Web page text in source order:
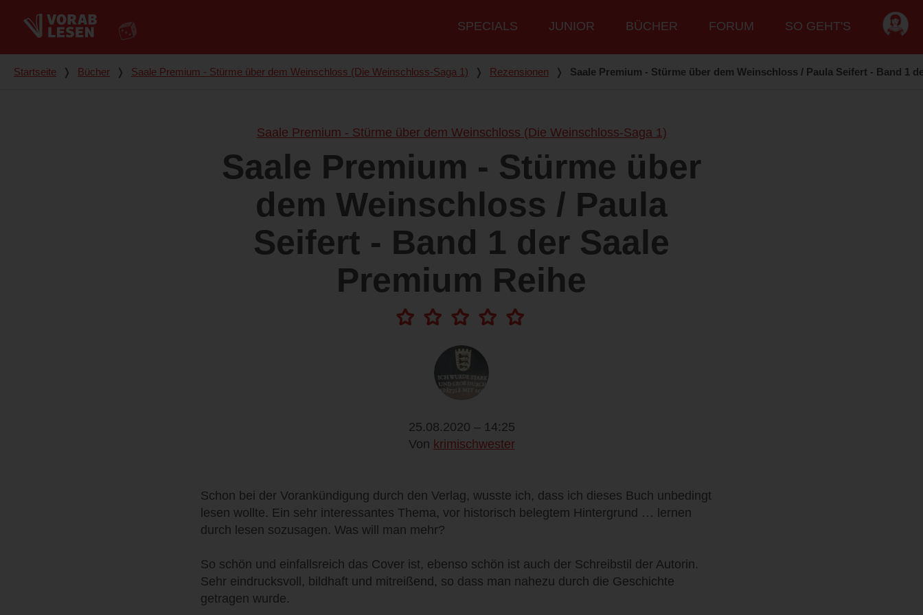
Hauptmenü
SPECIALS JUNIOR BÜCHER FORUM SO GEHT'S
Du bist hier
Startseite ❭ Bücher ❭ Saale Premium - Stürme über dem Weinschloss (Die Weinschloss-Saga 1) ❭ Rezensionen ❭ Saale Premium - Stürme über dem Weinschloss / Paula Seifert - Band 1
Saale Premium - Stürme über dem Weinschloss (Die Weinschloss-Saga 1)
Saale Premium - Stürme über
dem Weinschloss / Paula
Seifert - Band 1 der Saale
Premium Reihe
25.08.2020 – 14:25
Von krimischwester
Schon bei der Vorankündigung durch den Verlag, wusste ich, dass ich dieses Buch unbedingt
lesen wollte. Ein sehr interessantes Thema, vor historisch belegtem Hintergrund … lernen
durch lesen sozusagen. Was will man mehr?
So schön und einfallsreich das Cover ist, ebenso schön ist auch der Schreibstil der Autorin.
Sehr eindrucksvoll, bildhaft und mitreißend, so dass man nahezu durch die Geschichte
getragen wurde.